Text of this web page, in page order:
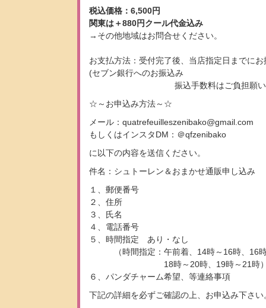
税込価格：6,500円
関東は＋880円クール代金込み
→その他地域はお問合せください。
お支払方法：受付完了後、当店指定日までにお
(セブン銀行へのお振込み
振込手数料はご負担願いま
☆～お申込み方法～☆
メール：quatrefeuilleszenibako@gmail.com
もしくはインスタDM：＠qfzenibako
に以下の内容を送信ください。
件名：シュトーレン＆おまかせ通販申し込み
１、郵便番号
２、住所
３、氏名
４、電話番号
５、時間指定 あり・なし
（時間指定：午前着、14時～16時、16時
18時～20時、19時～21時
６、パンダチャーム希望、等連絡事項
下記の詳細を必ずご確認の上、お申込み下さい